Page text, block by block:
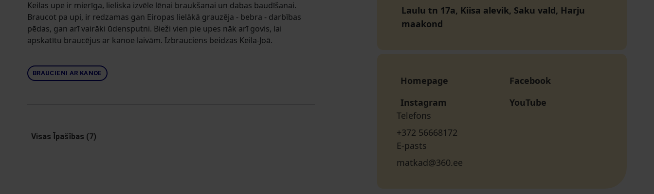
Keilas upe ir mierīga, lieliska izvēle lēnai braukšanai un dabas baudīšanai.
Braucot pa upi, ir redzamas gan Eiropas lielākā grauzēja - bebra - darbības
pēdas, gan arī vairāki ūdensputni. Bieži vien pie upes nāk arī govis, lai
apskatītu braucējus ar kanoe laivām. Izbrauciens beidzas Keila-Joā.
BRAUCIENI AR KANOE
Visas Īpašības (7)
Laulu tn 17a, Kiisa alevik, Saku vald, Harju
maakond
Homepage
Facebook
Instagram
YouTube
Telefons
+372 56668172
E-pasts
matkad@360.ee